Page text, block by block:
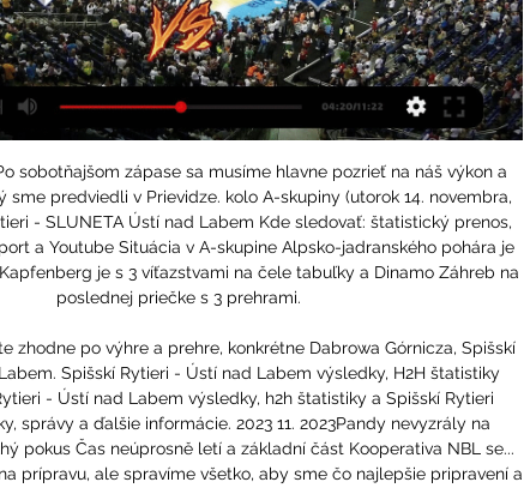
sobotňajšom zápase sa musíme hlavne pozrieť na náš výkon a
sme predviedli v Prievidze. kolo A-skupiny (utorok 14. novembra,
- SLUNETA Ústí nad Labem Kde sledovať: štatistický prenos,
a Youtube Situácia v A-skupine Alpsko-jadranského pohára je
je s 3 víťazstvami na čele tabuľky a Dinamo Záhreb na
poslednej priečke s 3 prehrami.
zhodne po výhre a prehre, konkrétne Dabrowa Górnicza, Spišskí
Spišskí Rytieri - Ústí nad Labem výsledky, H2H štatistiky
- Ústí nad Labem výsledky, h2h štatistiky a Spišskí Rytieri
správy a ďalšie informácie. 2023 11. 2023Pandy nevyzrály na
pokus Čas neúprosně letí a základní část Kooperativa NBL se...
prípravu, ale spravíme všetko, aby sme čo najlepšie pripravení a